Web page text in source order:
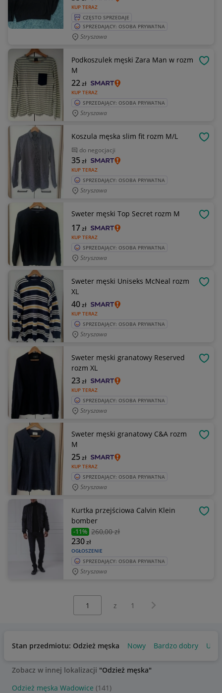
KUP TERAZ
CZĘSTO SPRZEDAJE
SPRZEDAJĄCY: OSOBA PRYWATNA
Stryszawa
Podkoszulek męski Zara Man w rozm
M
KUP TERAZ
22zł
SPRZEDAJĄCY: OSOBA PRYWATNA
Stryszawa
Koszula męska slim fit rozm M/L
do negocjacji
KUP TERAZ
35zł
SPRZEDAJĄCY: OSOBA PRYWATNA
Stryszawa
Sweter męski Top Secret rozm M
KUP TERAZ
17zł
SPRZEDAJĄCY: OSOBA PRYWATNA
Stryszawa
Sweter męski Uniseks McNeal rozm
XL
KUP TERAZ
40zł
SPRZEDAJĄCY: OSOBA PRYWATNA
Stryszawa
Sweter męski granatowy Reserved
rozm XL
KUP TERAZ
23zł
SPRZEDAJĄCY: OSOBA PRYWATNA
Stryszawa
Sweter męski granatowy C&A rozm
M
KUP TERAZ
25zł
SPRZEDAJĄCY: OSOBA PRYWATNA
Stryszawa
Kurtka przejściowa Calvin Klein
bomber
-11% 260,00 zł
OGŁOSZENIE
230zł
SPRZEDAJĄCY: OSOBA PRYWATNA
Stryszawa
z 1 Następna strona
Stan przedmiotu: Odzież męska Nowy Bardzo dobry
Zobacz w innej lokalizacji "Odzież męska"
Odzież męska Wadowice (141)